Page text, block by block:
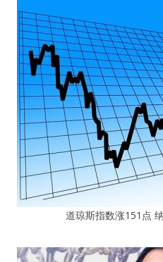
道琼斯指数涨151点